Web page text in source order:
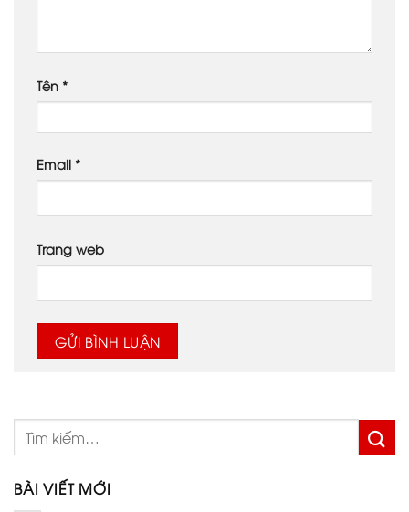
Tên *
Email *
Trang web
BÀI VIẾT MỚI